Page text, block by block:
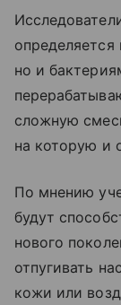
но и
сложную
на которую и
По мнению
будут
нового
отпугивать
кожи или